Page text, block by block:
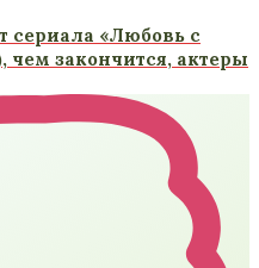
сериала «Любовь с
чем закончится, актеры